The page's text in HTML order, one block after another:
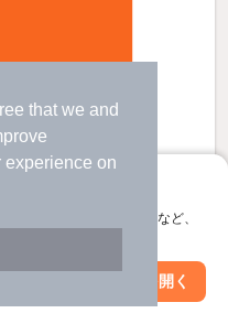
that we and
experience on
クお部屋探し
プ検索やお気に入り保存など、
アプリを開く
賃貸物件
北上線）
東北新幹線
絞り込み条件を変更